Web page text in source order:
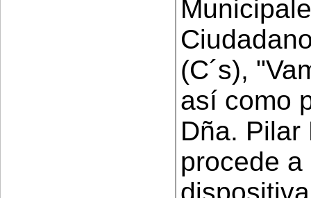
(C´s),
así como
Dña. Pilar
procede